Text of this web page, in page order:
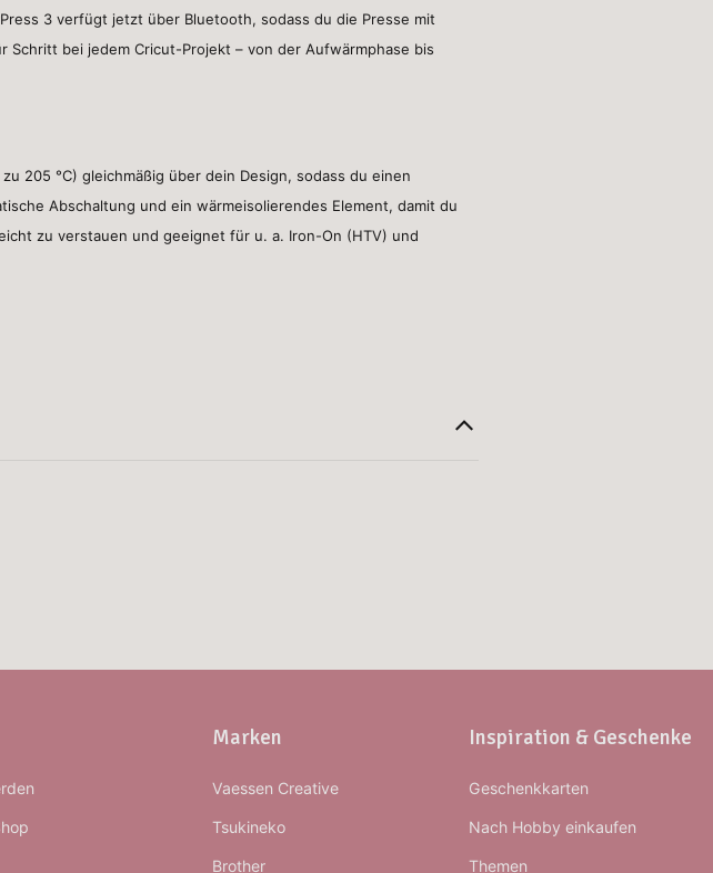
3 verfügt jetzt über Bluetooth, sodass du die Presse mit
bei jedem Cricut-Projekt – von der Aufwärmphase bis
205 °C) gleichmäßig über dein Design, sodass du einen
Abschaltung und ein wärmeisolierendes Element, damit du
zu verstauen und geeignet für u. a. Iron-On (HTV) und
Marken
Vaessen Creative
Tsukineko
Brother
Inspiration & Geschenke
Geschenkkarten
Nach Hobby einkaufen
Themen